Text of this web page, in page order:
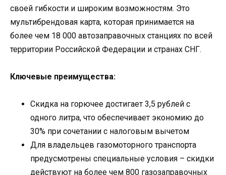
своей гибкости и широким возможностям. Это
мультибрендовая карта, которая принимается на
более чем 18 000 автозаправочных станциях по всей
территории Российской Федерации и странах СНГ.
Ключевые преимущества:
Скидка на горючее достигает 3,5 рублей с
одного литра, что обеспечивает экономию до
30% при сочетании с налоговым вычетом
Для владельцев газомоторного транспорта
предусмотрены специальные условия – скидки
действуют на более чем 800 газозаправочных